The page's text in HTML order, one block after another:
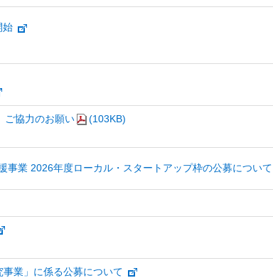
始
ご協力のお願い
(103KB)
業 2026年度ローカル・スタートアップ枠の公募について
業」に係る公募について